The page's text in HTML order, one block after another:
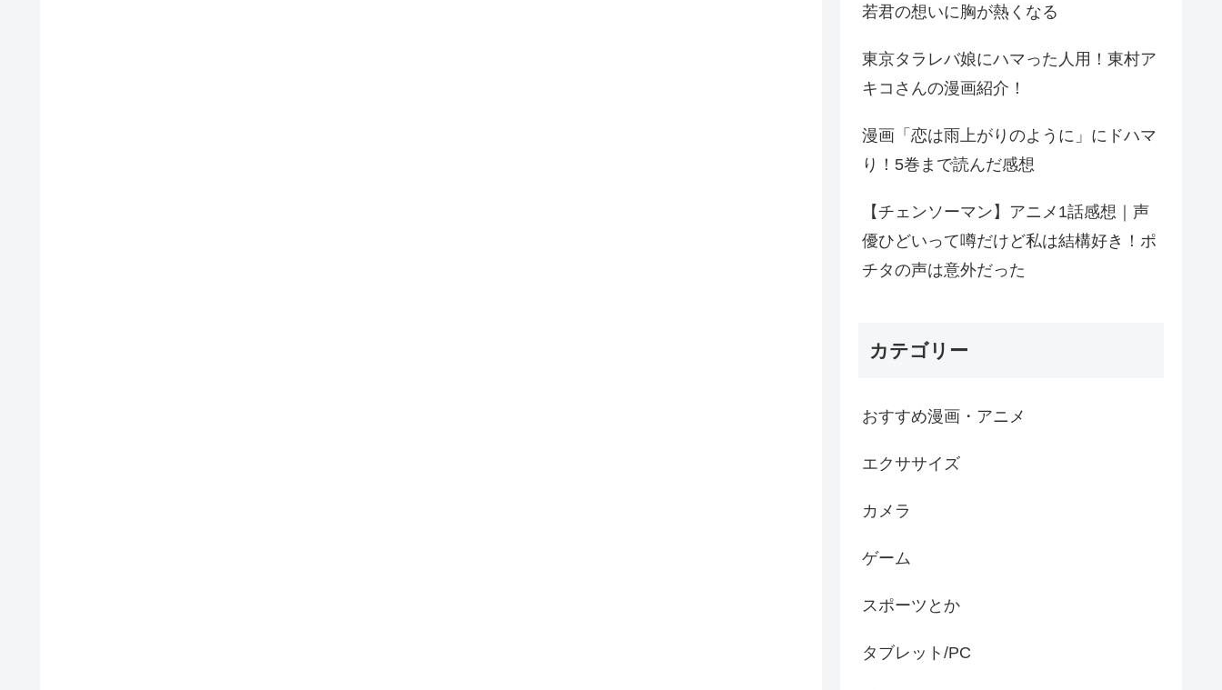
若君の想いに胸が熱くなる
東京タラレバ娘にハマった人用！東村ア
キコさんの漫画紹介！
漫画「恋は雨上がりのように」にドハマ
り！5巻まで読んだ感想
【チェンソーマン】アニメ1話感想｜声
優ひどいって噂だけど私は結構好き！ポ
チタの声は意外だった
カテゴリー
おすすめ漫画・アニメ
エクササイズ
カメラ
ゲーム
スポーツとか
タブレット/PC